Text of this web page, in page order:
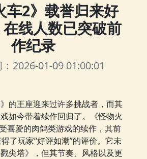
车2》载誉归来好
线人数已突破前
作纪录
2026-01-09 01:00:01
》的王座迎来过许多挑战者，而其
如今带着续作回归了。《怪物火
喜爱的肉鸽类游戏的续作，其前
了玩家“好评如潮”的评价。它未
尖塔》，但其节奏、风格以及更